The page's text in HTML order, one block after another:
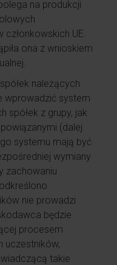
na produkcji
UE.
ona z wnioskiem
należących
wprowadzić system
spółek z grupy, jak
(dalej
systemu mają być
wymiany
zachowaniu
nie prowadzi
będzie
procesem
uczestników,
takie